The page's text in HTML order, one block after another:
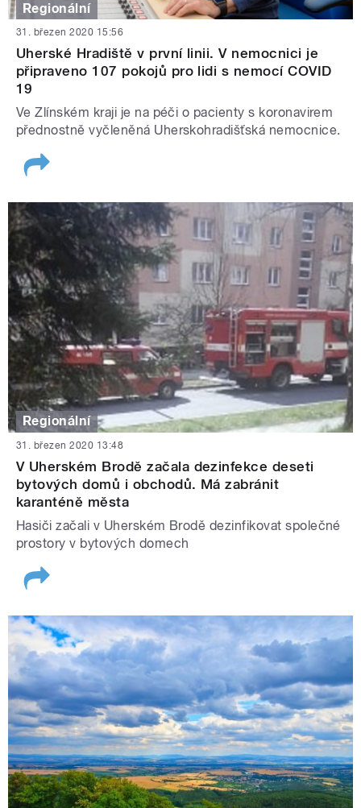
Regionální
31. březen 2020 15:56
Uherské Hradiště v první linii. V nemocnici je
připraveno 107 pokojů pro lidi s nemocí COVID
19
Ve Zlínském kraji je na péči o pacienty s koronavirem
přednostně vyčleněná Uherskohradišťská nemocnice.
Regionální
31. březen 2020 13:48
V Uherském Brodě začala dezinfekce deseti
bytových domů i obchodů. Má zabránit
karanténě města
Hasiči začali v Uherském Brodě dezinfikovat společné
prostory v bytových domech